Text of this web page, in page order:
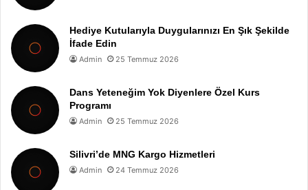
Hediye Kutularıyla Duygularınızı En Şık Şekilde
İfade Edin
Admin 25 Temmuz 2026
Dans Yeteneğim Yok Diyenlere Özel Kurs
Programı
Admin 25 Temmuz 2026
Silivri’de MNG Kargo Hizmetleri
Admin 24 Temmuz 2026